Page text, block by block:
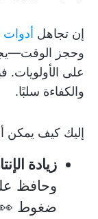
إن تجاهل
وحجز
على الأولويات.
والكفاءة سلبًا.
إليك كيف يمكن
زيادة
وحافظ
ضغوط